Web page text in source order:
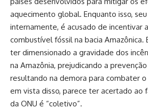
aquecimento global. Enquanto isso,
internamente, é acusado de incentivar
combustível fóssil na bacia Amazônica.
ter dimensionado a gravidade dos
na Amazônia, prejudicando a
resultando na demora para combater
em vista disso, parece ter acertado ao
da ONU é “coletivo”.